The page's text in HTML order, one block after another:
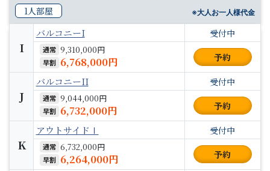
1人部屋 ※大人お一人様代金
I
バルコニーI 受付中
通常 9,310,000円
早割 6,768,000円 予約
J
バルコニーII 受付中
通常 9,044,000円
早割 6,732,000円 予約
K
アウトサイドⅠ 受付中
通常 6,732,000円
早割 6,264,000円 予約